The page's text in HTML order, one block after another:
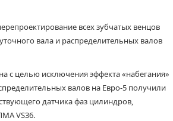
всех зубчатых венцов
вала и распределительных валов
с целью исключения эффекта «набегания»
валов на Евро-5 получили
датчика фаз цилиндров,
VS36.